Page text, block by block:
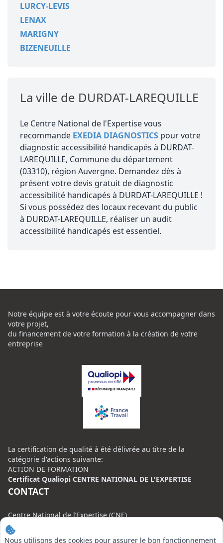
LURCY-LEVIS
LENAX
MARIGNY
BIZENEUILLE
La ville de DURDAT-LAREQUILLE
Le Centre National de l'Expertise vous
recommande EXEDIA DIAGNOSTICS pour votre
diagnostic accessibilité handicapés à DURDAT-
LAREQUILLE, Commune du département
(03310), région Auvergne. Demandez dès à
présent votre devis gratuit de diagnostic
accessibilité handicapés à DURDAT-LAREQUILLE !
Si vous possédez des locaux recevant du public
à DURDAT-LAREQUILLE, réaliser un audit
accessibilité handicapés est essentiel.
Nous utilisons des cookies pour assurer le bon fonctionnement
Notre équipe est à votre écoute pour vous accompagner dans
votre projet,
du financement de votre formation à la création de votre
entreprise
La certification de qualité à été délivrée au titre de la
catégorie d'actions suivante:
ACTION DE FORMATION
Certificat Qualiopi CENTRE NATIONAL DE L'EXPERTISE
CONTACT
Centre National de l’Expertise (CNE)
20 rue Henri Regnault, 75008 Paris